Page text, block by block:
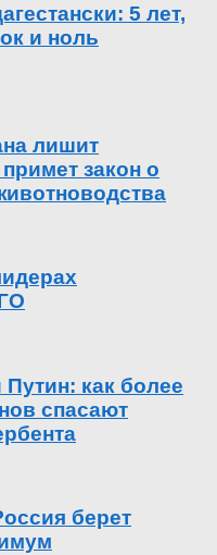
5 лет,
и ноль
лишит
закон о
как более
спасают
берет